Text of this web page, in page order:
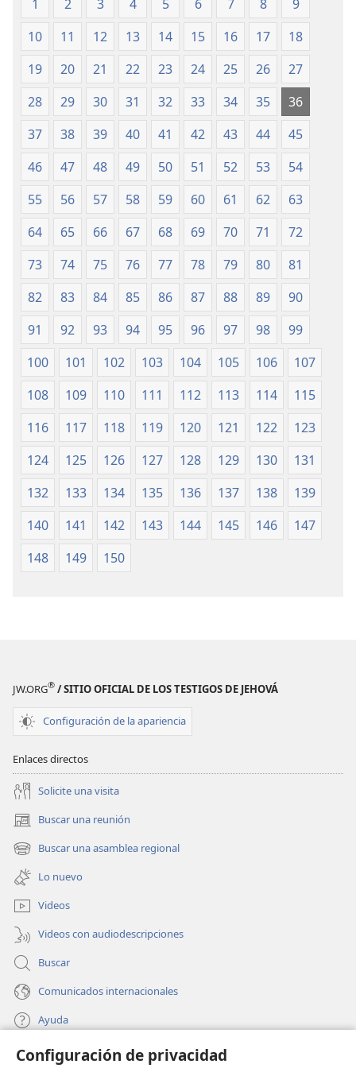
Configuración de privacidad
(revisión
del
2019)
(revisión
del
2019)
1 2 3 4 5 6 7 8
9
10
11 12 13 14 15 16 17
18
19
20 21 22 23 24 25 26
27
28
29 30 31 32 33 34 35
36
37
38 39 40 41 42 43 44
45
46
47 48 49 50 51 52 53
54
55
56 57 58 59 60 61 62
63
64
65 66 67 68 69 70 71
72
73
74 75 76 77 78 79 80
81
82
83 84 85 86 87 88 89
90
91
92 93 94 95 96 97 98
99
100
101 102 103 104 105 106
107
108
109 110 111 112 113 114
115
116
117 118 119 120 121 122
123
124
125 126 127 128 129 130
131
132
133 134 135 136 137 138
139
140
141 142 143 144 145 146
147
148
149 150
JW.ORG® / SITIO OFICIAL DE LOS TESTIGOS DE JEHOVÁ
Configuración de la apariencia
Enlaces directos
Solicite una visita
Buscar una reunión
(abre
una
nueva
ventana)
Buscar una asamblea regional
(abre
una
nueva
ventana)
Lo nuevo
Videos
Videos con audiodescripciones
Buscar
Comunicados internacionales
Ayuda
Donaciones